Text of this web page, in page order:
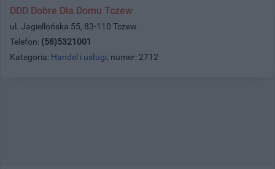
DDD Dobre Dla Domu Tczew
ul. Jagiellońska 55, 83-110 Tczew
Telefon: (58)5321001
Kategoria: Handel i usługi, numer: 2712